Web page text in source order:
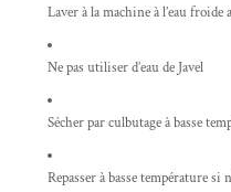
Laver à la machine à l’eau
Ne pas utiliser d’eau de Javel
Sécher par culbutage à basse
Repasser à basse température si